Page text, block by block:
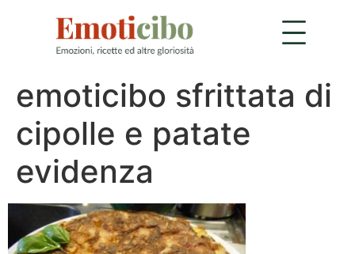
emoticibo sfrittata di
cipolle e patate
evidenza